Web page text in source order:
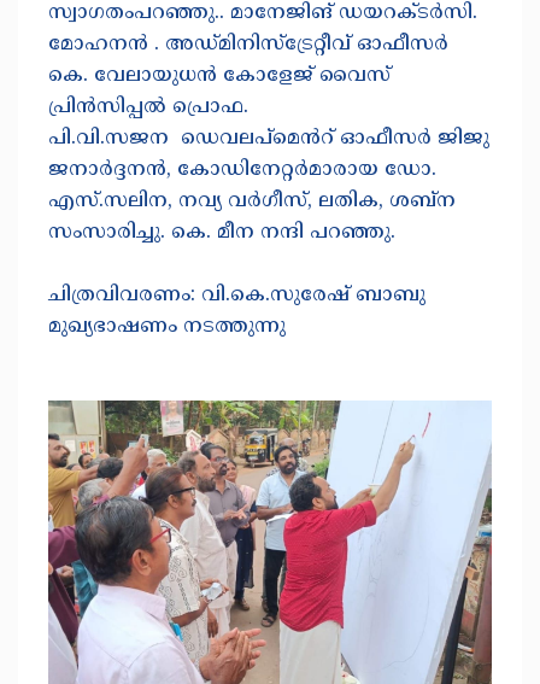
സ്വാഗതംപറഞ്ഞു.. മാനേജിങ് ഡയറക്ടർസി.
മോഹനൻ . അഡ്മിനിസ്ട്രേറ്റീവ് ഓഫീസർ
കെ. വേലായുധൻ കോളേജ് വൈസ്
പ്രിൻസിപ്പൽ പ്രൊഫ.
പി.വി.സജന ഡെവലപ്മെൻറ് ഓഫീസർ ജിജു
ജനാർദ്ദനൻ, കോഡിനേറ്റർമാരായ ഡോ.
എസ്.സലിന, നവ്യ വർഗീസ്, ലതിക, ശബ്ന
സംസാരിച്ചു. കെ. മീന നന്ദി പറഞ്ഞു.
ചിത്രവിവരണം: വി.കെ.സുരേഷ് ബാബു
മുഖ്യഭാഷണം നടത്തുന്നു